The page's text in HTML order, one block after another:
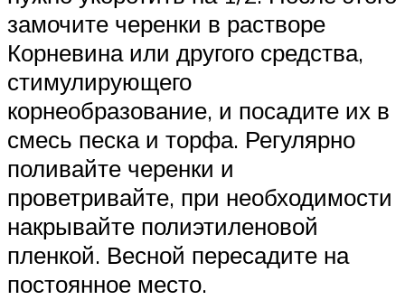
замочите черенки в растворе
Корневина или другого средства,
стимулирующего
корнеобразование, и посадите их в
смесь песка и торфа. Регулярно
поливайте черенки и
проветривайте, при необходимости
накрывайте полиэтиленовой
пленкой. Весной пересадите на
постоянное место.